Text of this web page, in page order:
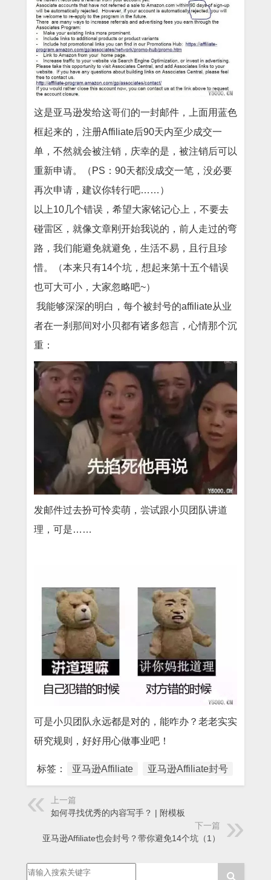
这是亚马逊发给这哥们的一封邮件，上面用蓝色
框起来的，注册Affiliate后90天内至少成交一
单，不然就会被注销，庆幸的是，被注销后可以
重新申请。（PS：90天都没成交一笔，没必要
再次申请，建议你转行吧……）
以上10几个错误，希望大家铭记心上，不要去
碰雷区，就像文章刚开始我说的，前人走过的弯
路，我们能避免就避免，生活不易，且行且珍
惜。（本来只有14个坑，想起来第十五个错误
也可大可小，大家忽略吧~）
我能够深深的明白，每个被封号的affiliate从业
者在一刹那间对小贝都有诸多怨言，心情那个沉
重：
发邮件过去扮可怜卖萌，尝试跟小贝团队讲道
理，可是……
可是小贝团队永远都是对的，能咋办？老老实实
研究规则，好好用心做事业吧！
标签： 亚马逊Affiliate 亚马逊Affiliate封号
上一篇
如何寻找优秀的内容写手？ | 附模板
下一篇
亚马逊Affiliate也会封号？带你避免14个坑（1）